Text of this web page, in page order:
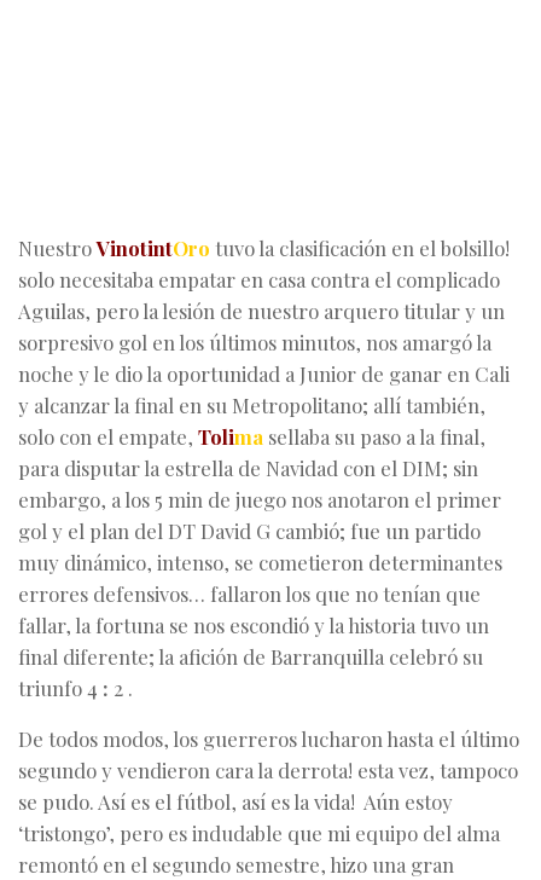
NuestroVinotintOro tuvo la clasificación en el bolsillo!
solo necesitaba empatar en casa contra el complicado
Aguilas, pero la lesión de nuestro arquero titular y un
sorpresivo gol en los últimos minutos, nos amargó la
noche y le dio la oportunidad a Junior de ganar en Cali
y alcanzar la final en su Metropolitano; allí también,
solo con el empate, Tolima sellaba su paso a la final,
para disputar la estrella de Navidad con el DIM; sin
embargo, a los 5 min de juego nos anotaron el primer
gol y el plan del DT David G cambió; fue un partido
muy dinámico, intenso, se cometieron determinantes
errores defensivos… fallaron los que no tenían que
fallar, la fortuna se nos escondió y la historia tuvo un
final diferente; la afición de Barranquilla celebró su
triunfo 4 : 2 .
De todos modos, los guerreros lucharon hasta el último
segundo y vendieron cara la derrota! esta vez, tampoco
se pudo. Así es el fútbol, así es la vida! Aún estoy
‘tristongo’, pero es indudable que mi equipo del alma
remontó en el segundo semestre, hizo una gran